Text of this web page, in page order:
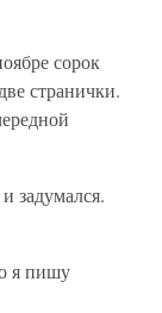
сорок
странички.
задумался.
я пишу